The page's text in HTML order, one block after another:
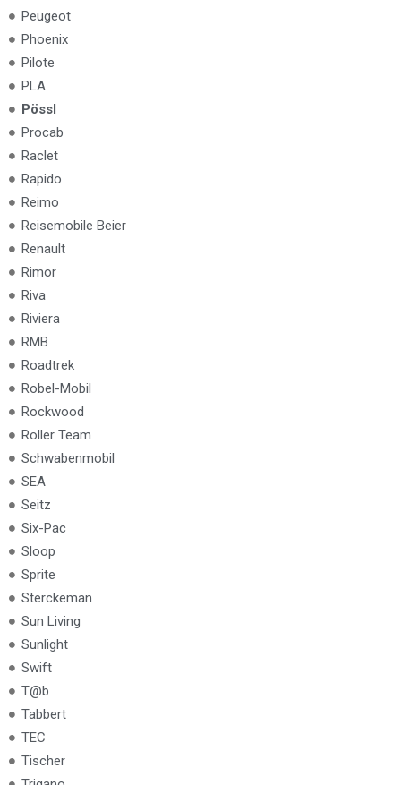
Peugeot
Phoenix
Pilote
PLA
Pössl
Procab
Raclet
Rapido
Reimo
Reisemobile Beier
Renault
Rimor
Riva
Riviera
RMB
Roadtrek
Robel-Mobil
Rockwood
Roller Team
Schwabenmobil
SEA
Seitz
Six-Pac
Sloop
Sprite
Sterckeman
Sun Living
Sunlight
Swift
T@b
Tabbert
TEC
Tischer